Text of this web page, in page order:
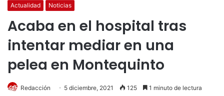
Actualidad Noticias
Acaba en el hospital tras
intentar mediar en una
pelea en Montequinto
Redacción 5 diciembre, 2021 125 1 minuto de lectura